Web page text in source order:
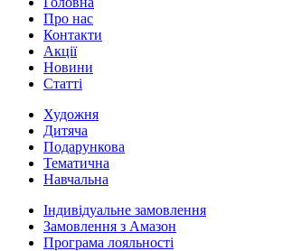
Про нас
Контакти
Акції
Новини
Статті
Художня
Дитяча
Подарункова
Тематична
Навчальна
Індивідуальне замовлення
Замовлення з Амазон
Програма лояльності